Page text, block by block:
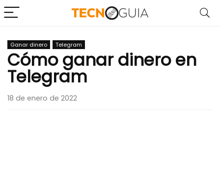
Ganar dinero Telegram
Cómo ganar dinero en
Telegram
18 de enero de 2022